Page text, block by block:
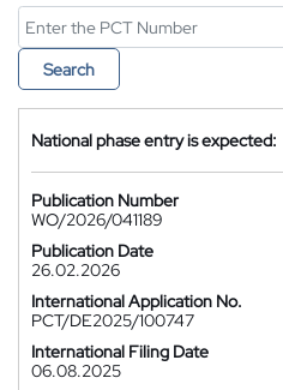
Search
National phase entry is expected:
Publication Number
WO/2026/041189
Publication Date
26.02.2026
International Application No.
PCT/DE2025/100747
International Filing Date
06.08.2025